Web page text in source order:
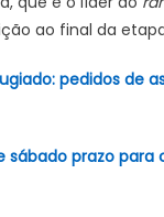
ao final da
pedidos de
sábado prazo